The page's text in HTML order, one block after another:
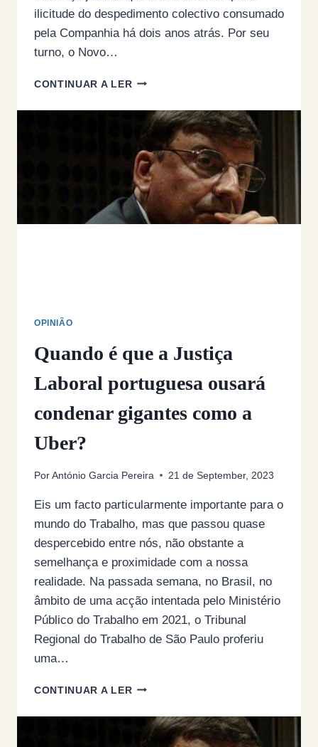
ilicitude do despedimento colectivo consumado
pela Companhia há dois anos atrás. Por seu
turno, o Novo…
CONTINUAR A LERPORQUE
OS
CRIMES
CONTRA
OS
TRABALHADORES?
OPINIÃO
Quando é que a Justiça
Laboral portuguesa ousará
condenar gigantes como a
Uber?
Por António Garcia Pereira 21 de September, 2023
Eis um facto particularmente importante para o
mundo do Trabalho, mas que passou quase
despercebido entre nós, não obstante a
semelhança e proximidade com a nossa
realidade. Na passada semana, no Brasil, no
âmbito de uma acção intentada pelo Ministério
Público do Trabalho em 2021, o Tribunal
Regional do Trabalho de São Paulo proferiu
uma…
CONTINUAR A LERQUANDO
QUE